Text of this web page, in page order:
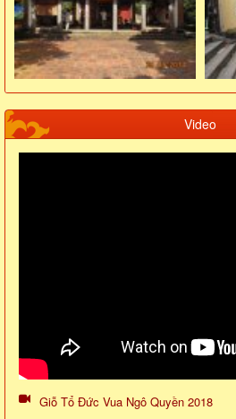
Video
Giỗ Tổ Đức Vua Ngô Quyền 2018